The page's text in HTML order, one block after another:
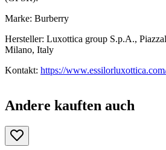
Marke: Burberry
Hersteller: Luxottica group S.p.A.,
Milano, Italy
Kontakt: https://
Andere kauften auch